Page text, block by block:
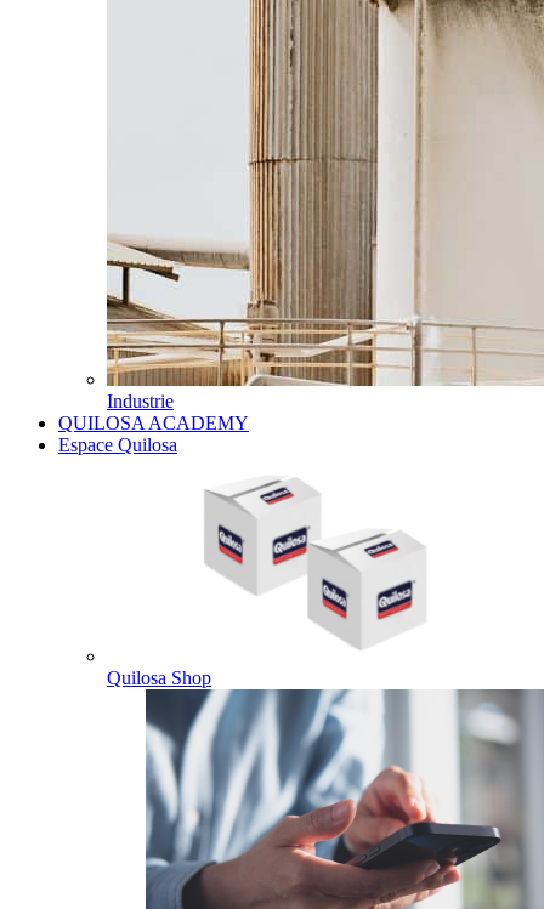
Industrie
QUILOSA ACADEMY
Espace Quilosa
Quilosa Shop